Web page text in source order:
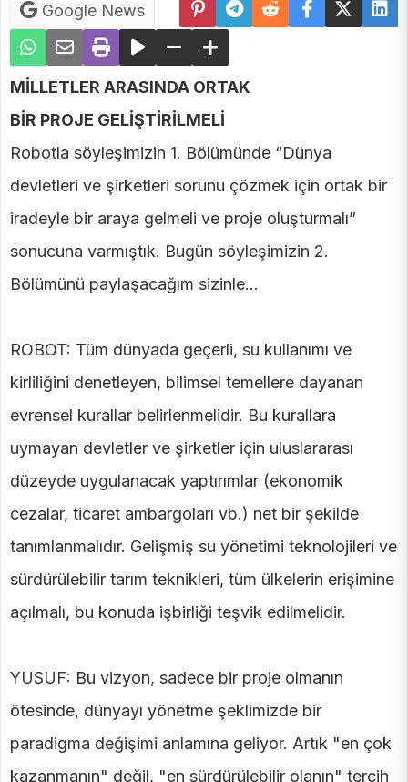
Google News
MİLLETLER ARASINDA ORTAK
BİR PROJE GELİŞTİRİLMELİ
Robotla söyleşimizin 1. Bölümünde “Dünya
devletleri ve şirketleri sorunu çözmek için ortak bir
iradeyle bir araya gelmeli ve proje oluşturmalı”
sonucuna varmıştık. Bugün söyleşimizin 2.
Bölümünü paylaşacağım sizinle…
ROBOT: Tüm dünyada geçerli, su kullanımı ve
kirliliğini denetleyen, bilimsel temellere dayanan
evrensel kurallar belirlenmelidir. Bu kurallara
uymayan devletler ve şirketler için uluslararası
düzeyde uygulanacak yaptırımlar (ekonomik
cezalar, ticaret ambargoları vb.) net bir şekilde
tanımlanmalıdır. Gelişmiş su yönetimi teknolojileri ve
sürdürülebilir tarım teknikleri, tüm ülkelerin erişimine
açılmalı, bu konuda işbirliği teşvik edilmelidir.
YUSUF: Bu vizyon, sadece bir proje olmanın
ötesinde, dünyayı yönetme şeklimizde bir
paradigma değişimi anlamına geliyor. Artık "en çok
kazanmanın" değil, "en sürdürülebilir olanın" tercih